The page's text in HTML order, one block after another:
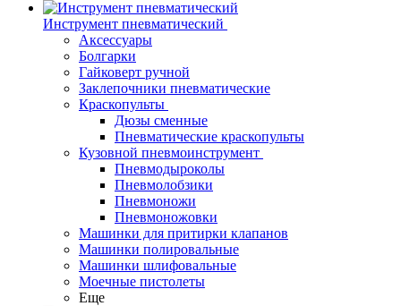
Инструмент пневматический
Аксессуары
Болгарки
Гайковерт ручной
Заклепочники пневматические
Краскопульты
Дюзы сменные
Пневматические краскопульты
Кузовной пневмоинструмент
Пневмодыроколы
Пневмолобзики
Пневмоножи
Пневмоножовки
Машинки для притирки клапанов
Машинки полировальные
Машинки шлифовальные
Моечные пистолеты
Еще